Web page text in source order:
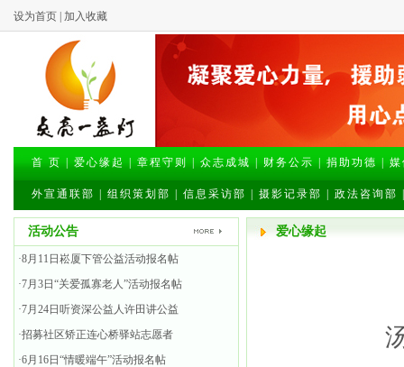
设为首页 加入收藏
首 页 爱心缘起 章程守则 众志成城 财务公示 捐助功德
外宣通联部 组织策划部 信息采访部 摄影记录部 政法咨询部
活动公告
·8月11日崧厦下管公益活动报名帖
·7月3日“关爱孤寡老人”活动报名帖
·7月24日听资深公益人许田讲公益
·招募社区矫正连心桥驿站志愿者
·6月16日“情暖端午”活动报名帖
爱心缘起
汤浦老